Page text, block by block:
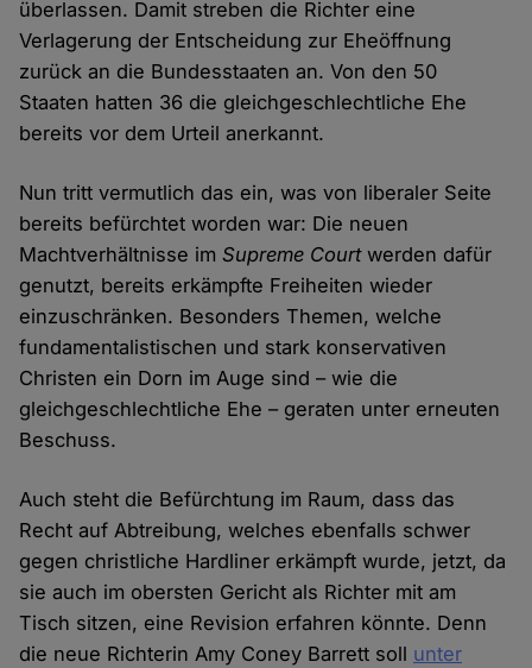
überlassen. Damit streben die Richter eine
Verlagerung der Entscheidung zur Eheöffnung
zurück an die Bundesstaaten an. Von den 50
Staaten hatten 36 die gleichgeschlechtliche Ehe
bereits vor dem Urteil anerkannt.
Nun tritt vermutlich das ein, was von liberaler Seite
bereits befürchtet worden war: Die neuen
Machtverhältnisse imSupreme Courtwerden dafür
genutzt, bereits erkämpfte Freiheiten wieder
einzuschränken. Besonders Themen, welche
fundamentalistischen und stark konservativen
Christen ein Dorn im Auge sind – wie die
gleichgeschlechtliche Ehe – geraten unter erneuten
Beschuss.
Auch steht die Befürchtung im Raum, dass das
Recht auf Abtreibung, welches ebenfalls schwer
gegen christliche Hardliner erkämpft wurde, jetzt, da
sie auch im obersten Gericht als Richter mit am
Tisch sitzen, eine Revision erfahren könnte. Denn
die neue Richterin Amy Coney Barrett soll unter